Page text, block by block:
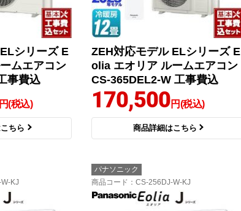
シリーズ E
ムエアコン
事費込
円(税込)
ちら
ZEH対応モデル ELシリーズ E
olia エオリア ルームエアコン
CS-365DEL2-W 工事費込
170,500円(税込)
商品詳細はこちら
KJ
パナソニック
商品コード ：CS-256DJ-W-KJ